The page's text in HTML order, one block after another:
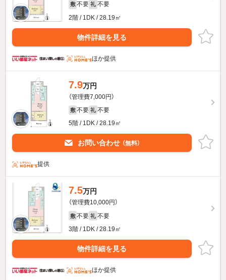
敷 不要 礼 不要
2階 / 1DK / 28.19㎡
物件詳細を見る
ほか提供
7.9万円
（管理費7,000円）
敷 不要 礼 不要
5階 / 1DK / 28.19㎡
お問い合わせ （無料）
提供
7.5万円
（管理費10,000円）
敷 不要 礼 不要
3階 / 1DK / 28.19㎡
物件詳細を見る
ほか提供